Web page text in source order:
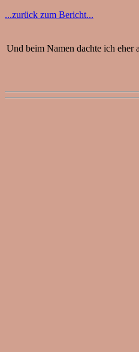
...zurück zum Bericht...
Und beim Namen dachte ich eher